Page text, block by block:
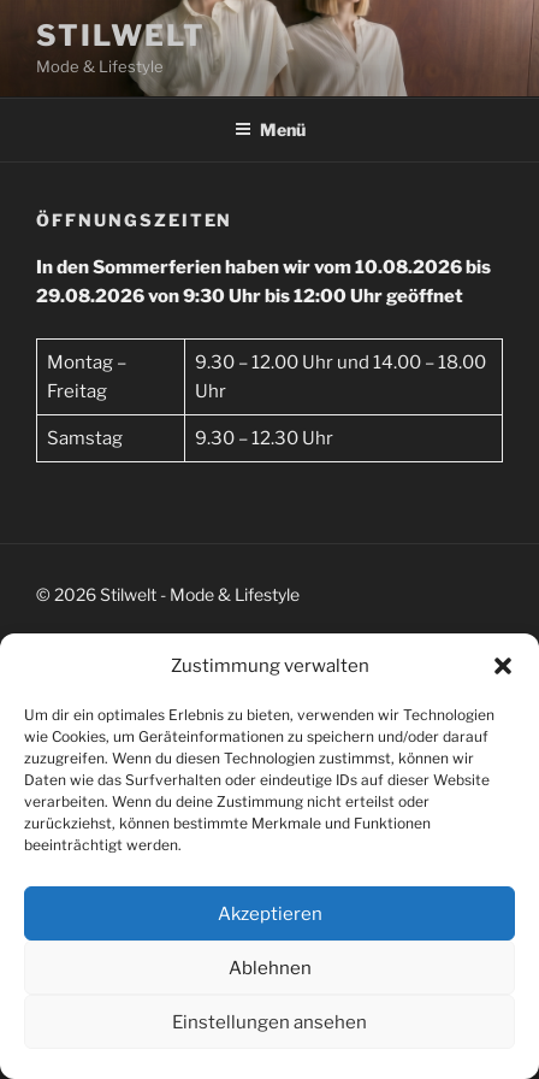
Zustimmung verwalten
Um dir ein optimales Erlebnis zu bieten, verwenden wir Technologien
wie Cookies, um Geräteinformationen zu speichern und/oder darauf
zuzugreifen. Wenn du diesen Technologien zustimmst, können wir
Daten wie das Surfverhalten oder eindeutige IDs auf dieser Website
verarbeiten. Wenn du deine Zustimmung nicht erteilst oder
zurückziehst, können bestimmte Merkmale und Funktionen
beeinträchtigt werden.
Akzeptieren
Ablehnen
Einstellungen ansehen
Inhalt
springen
STILWELT
Mode & Lifestyle
Menü
ÖFFNUNGSZEITEN
In den Sommerferien haben wir vom 10.08.2026 bis
29.08.2026 von 9:30 Uhr bis 12:00 Uhr geöffnet
Montag –
Freitag
9.30 – 12.00 Uhr und 14.00 – 18.00
Uhr
Samstag 9.30 – 12.30 Uhr
© 2026 Stilwelt - Mode & Lifestyle